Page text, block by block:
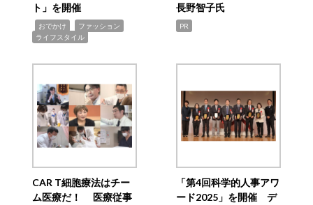
ト」を開催
おでかけ ファッション
ライフスタイル
長野智子氏
PR
CAR T細胞療法はチー
ム医療だ！ 医療従事
「第4回科学的人事アワ
ード2025」を開催 デ